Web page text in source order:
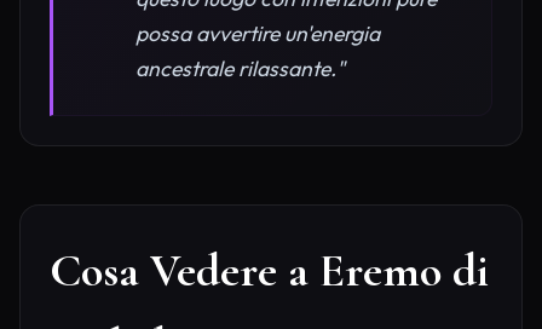
possa avvertire un'energia
ancestrale rilassante."
Cosa Vedere a Eremo di